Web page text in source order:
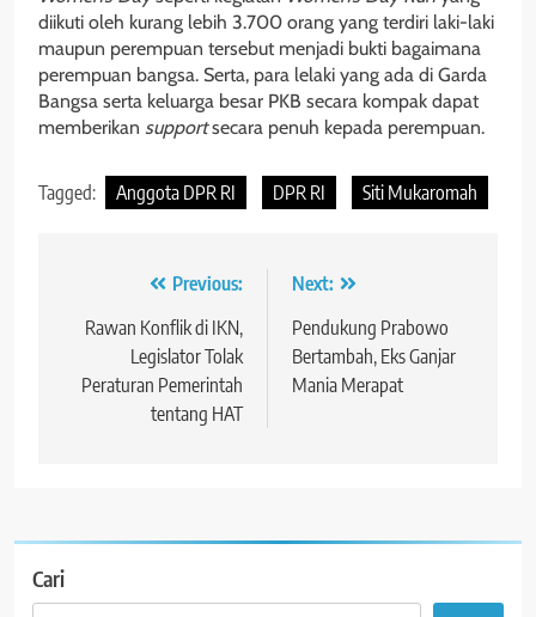
diikuti oleh kurang lebih 3.700 orang yang terdiri laki-laki
maupun perempuan tersebut menjadi bukti bagaimana
perempuan bangsa. Serta, para lelaki yang ada di Garda
Bangsa serta keluarga besar PKB secara kompak dapat
memberikan supportsecara penuh kepada perempuan.
Tagged: Anggota DPR RI DPR RI Siti Mukaromah
Navigasi
pos
Previous:
Rawan Konflik di IKN,
Legislator Tolak
Peraturan Pemerintah
tentang HAT
Next:
Pendukung Prabowo
Bertambah, Eks Ganjar
Mania Merapat
Cari